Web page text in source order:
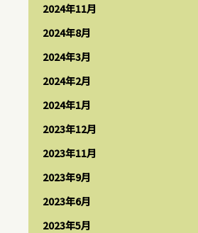
2024年11月
2024年8月
2024年3月
2024年2月
2024年1月
2023年12月
2023年11月
2023年9月
2023年6月
2023年5月